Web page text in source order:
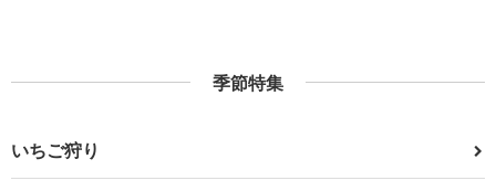
季節特集
いちご狩り